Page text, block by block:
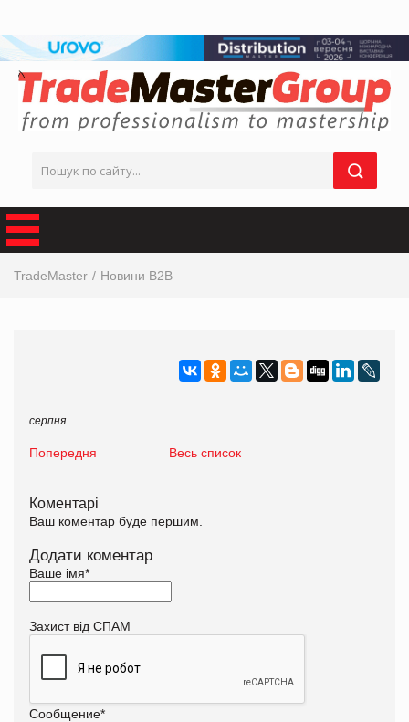
TradeMaster Новини B2B
серпня
Попередня Весь список
Коментарі
Ваш коментар буде першим.
Додати коментар
Ваше імя*
Захист від СПАМ
Сообщение*